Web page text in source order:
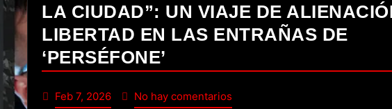
LA CIUDAD”: UN VIAJE DE
LIBERTAD EN LAS ENTRAÑAS DE
‘PERSÉFONE’
Feb 7, 2026 No hay comentarios